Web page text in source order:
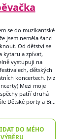
se do muzikantské
jsem neměla šanci
Od dětství se
kytaru a zpívat,
vystupuji na
dětských
koncertech. (viz
Mezi moje
patří druhá
Dětské porty a Br…
DO MÉHO